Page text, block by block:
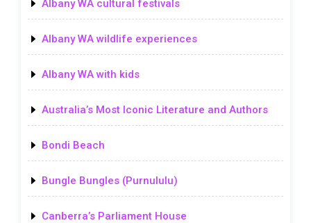
Albany WA cultural festivals
Albany WA wildlife experiences
Albany WA with kids
Australia’s Most Iconic Literature and Authors
Bondi Beach
Bungle Bungles (Purnululu)
Canberra’s Parliament House